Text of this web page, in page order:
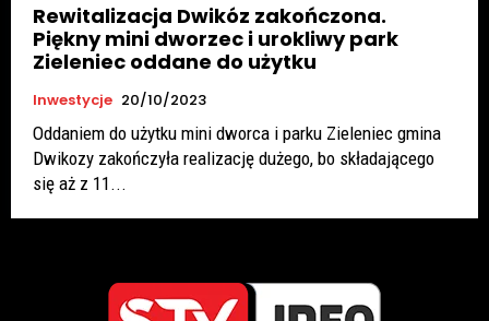
Rewitalizacja Dwikóz zakończona.
Piękny mini dworzec i urokliwy park
Zieleniec oddane do użytku
Inwestycje 20/10/2023
Oddaniem do użytku mini dworca i parku Zieleniec gmina
Dwikozy zakończyła realizację dużego, bo składającego
się aż z 11...